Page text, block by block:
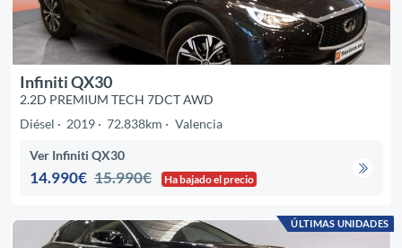
Infiniti QX30
2.2D PREMIUM TECH 7DCT AWD
Diésel
2019 72.838km Valencia
Ver Infiniti QX30
14.990€ 15.990€ Ha bajado el precio
ÚLTIMAS UNIDADES